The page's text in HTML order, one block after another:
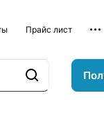
Прайс лист